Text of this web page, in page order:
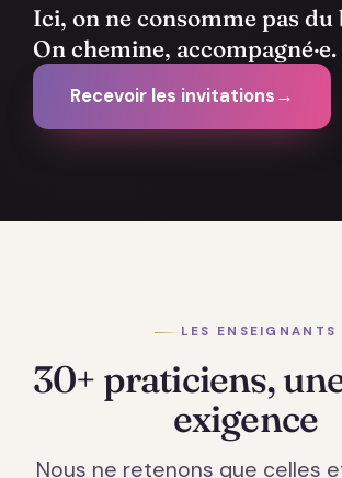
Ici, on ne consomme pas
On chemine, accompagné·e.
Recevoir les invitations→
LES ENSEIGNANTS
30+ praticiens,
exigence
Nous ne retenons que celles